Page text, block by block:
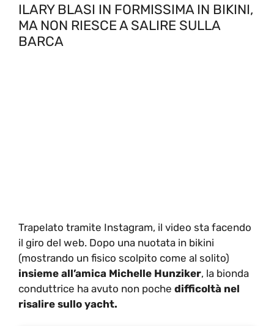
ILARY BLASI IN FORMISSIMA IN BIKINI,
MA NON RIESCE A SALIRE SULLA
BARCA
Trapelato tramite Instagram, il video sta facendo
il giro del web. Dopo una nuotata in bikini
(mostrando un fisico scolpito come al solito)
insieme all’amica Michelle Hunziker, la bionda
conduttrice ha avuto non poche difficoltà nel
risalire sullo yacht.